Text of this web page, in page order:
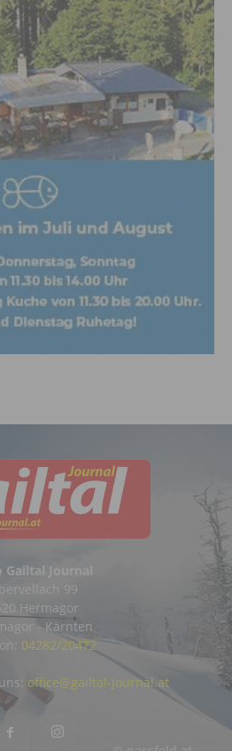
Gailtal Journal
99
Hermagor
- Kärnten
04282/20472
office@gailtal-journal.at